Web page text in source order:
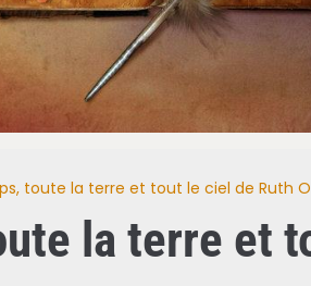
toute la terre et tout le ciel de Ruth
la terre et